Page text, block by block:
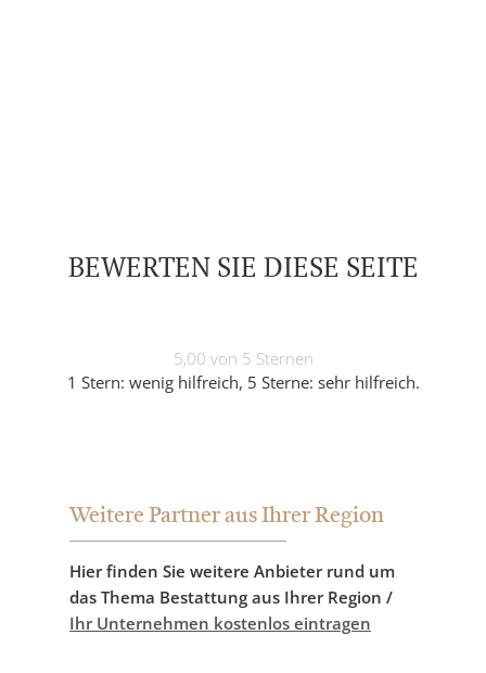
BEWERTEN SIE DIESE SEITE
5,00 von 5 Sternen
1 Stern: wenig hilfreich, 5 Sterne: sehr hilfreich.
Weitere Partner aus Ihrer Region
Hier finden Sie weitere Anbieter rund um
das Thema Bestattung aus Ihrer Region /
Ihr Unternehmen kostenlos eintragen